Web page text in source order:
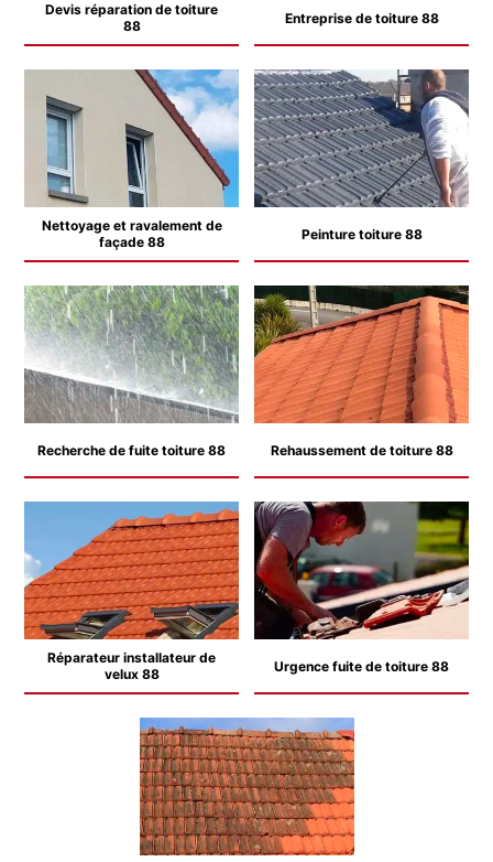
Devis réparation de toiture
88
Entreprise de toiture 88
Nettoyage et ravalement de
façade 88
Peinture toiture 88
Recherche de fuite toiture 88 Rehaussement de toiture 88
Réparateur installateur de
velux 88
Urgence fuite de toiture 88